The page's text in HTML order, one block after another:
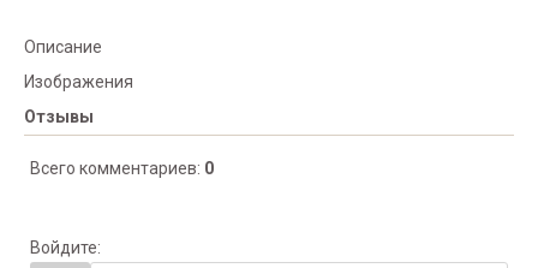
Описание
Изображения
Отзывы
Всего комментариев: 0
Войдите: